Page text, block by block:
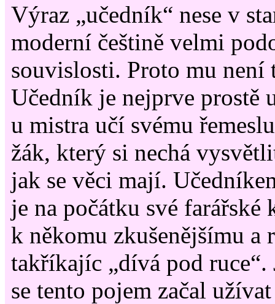
Výraz „učedník“ nese v
moderní češtině velmi
souvislosti. Proto mu není
Učedník je nejprve prostě
u mistra učí svému
žák, který si nechá
jak se věci mají.
je na počátku své farářské
k někomu zkušenějšímu a
takříkajíc „dívá pod ruce“.
se tento pojem začal